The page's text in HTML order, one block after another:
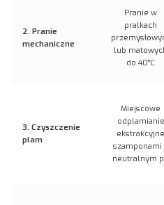
2. Pranie
mechaniczne
Pranie w
pralkach
lub
do 40°C
3. Czyszczenie
plam
Miejscowe
odplamianie
ekstrakcyjne
szamponami
neutralnym